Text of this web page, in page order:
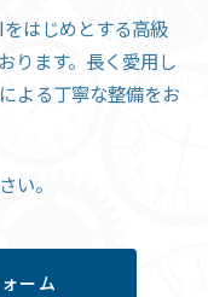
はじめとする高級
ります。長く愛用し
よる丁寧な整備をお
い。
ーム